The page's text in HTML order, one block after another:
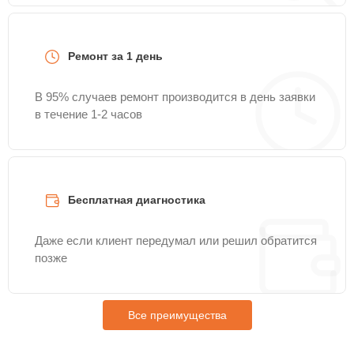
Ремонт за 1 день
В 95% случаев ремонт производится в день заявки
в течение 1-2 часов
Бесплатная диагностика
Даже если клиент передумал или решил обратится
позже
Все преимущества